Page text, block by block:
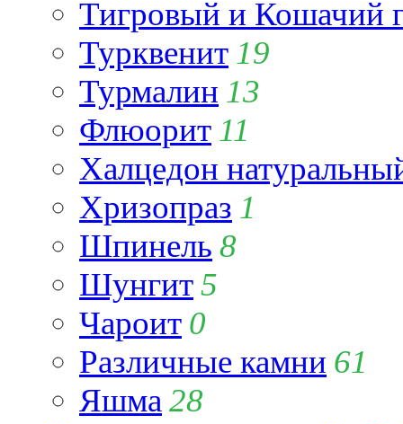
Тигровый и Кошачий
Турквенит 19
Турмалин 13
Флюорит 11
Халцедон
Хризопраз 1
Шпинель 8
Шунгит5
Чароит 0
Различные камни 61
Яшма 28